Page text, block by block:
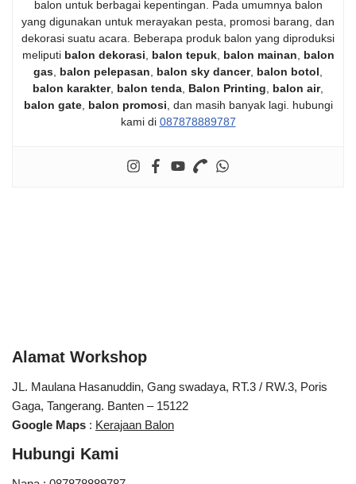
balon untuk berbagai kepentingan. Pada umumnya balon
yang digunakan untuk merayakan pesta, promosi barang, dan
dekorasi suatu acara. Beberapa produk balon yang diproduksi
meliputi balon dekorasi balon tepuk, balon mainan
balon
gas balon pelepasan balon sky dancer, balon botol
balon karakter, balon tenda Balon Printing balon air,
balon gate, balon promosi , dan masih banyak lagi. hubungi
kami di 087878889787
Alamat Workshop
JL. Maulana Hasanuddin, Gang swadaya, RT.3 / RW.3, Poris
Gaga, Tangerang. Banten – 15122
Google Maps : Kerajaan Balon
Hubungi Kami